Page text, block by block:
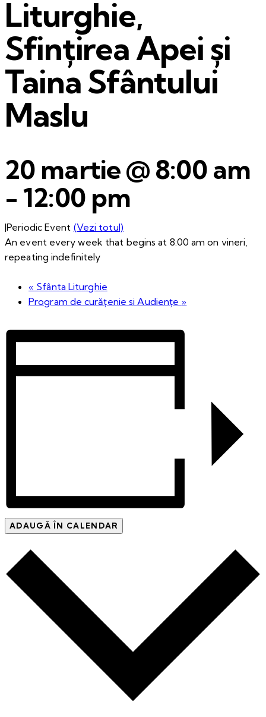
Liturghie,
Sfințirea Apei și
Taina Sfântului
Maslu
20 martie @ 8:00 am
-12:00 pm
|Periodic Event (Vezi totul)
An event every week that begins at 8:00 am on vineri,
repeating indefinitely
« Sfânta Liturghie
Program de curățenie si Audiențe »
ADAUGĂ ÎN CALENDAR